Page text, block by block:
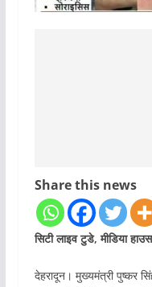
Share this news
सिटी लाइव टुडे, मीडिया हाउस
देहरादून। मुख्यमंत्री पुष्कर